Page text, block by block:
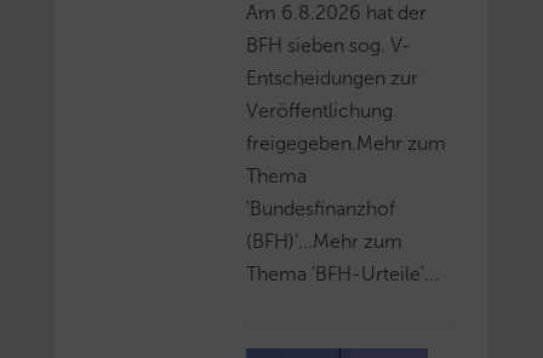
Am 6.8.2026 hat der
BFH sieben sog. V-
Entscheidungen zur
Veröffentlichung
freigegeben.Mehr zum
Thema
'Bundesfinanzhof
(BFH)'...Mehr zum
Thema 'BFH-Urteile'...